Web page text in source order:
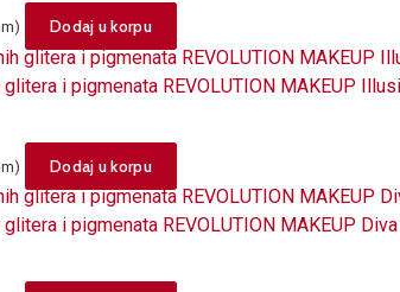
Dodaj u korpu
i pigmenata REVOLUTION MAKEUP
Dodaj u korpu
i pigmenata REVOLUTION MAKEUP